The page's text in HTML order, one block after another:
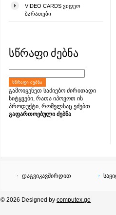
VIDEO CARDS ᲕᲘᲓᲔᲝ
ᲑᲐᲠᲐᲗᲔᲑᲘ
სწრაფი ძებნა
ᲡᲬᲠᲐᲤᲘ ᲫᲔᲑᲜᲐ
გამოიყენეთ საძიებო ძირითადი
სიტყვები, რათა იპოვოთ ის
პროდუქტი, რომელსაც ეძებთ.
გაფართოებული ძებნა
დაგვიკავშირდით
© 2026 Designed by computex.ge